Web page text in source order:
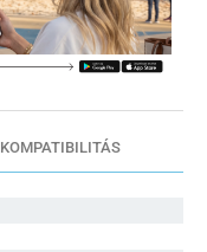
KOMPATIBILITÁS